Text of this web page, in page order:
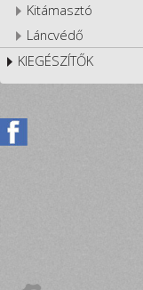
Kitámasztó
Láncvédő
KIEGÉSZÍTŐK